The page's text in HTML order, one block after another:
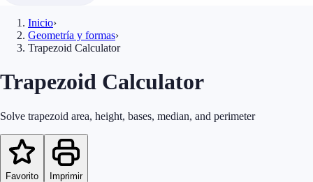
Inicio›
Geometría y formas›
Trapezoid Calculator
Trapezoid Calculator
Solve trapezoid area, height, bases, median, and perimeter
Favorito Imprimir